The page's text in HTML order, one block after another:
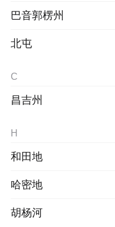
巴音郭楞州
北屯
C
昌吉州
H
和田地
哈密地
胡杨河